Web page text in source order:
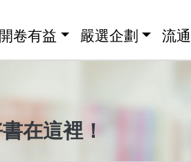
卷有益 嚴選企劃 流
在這裡！